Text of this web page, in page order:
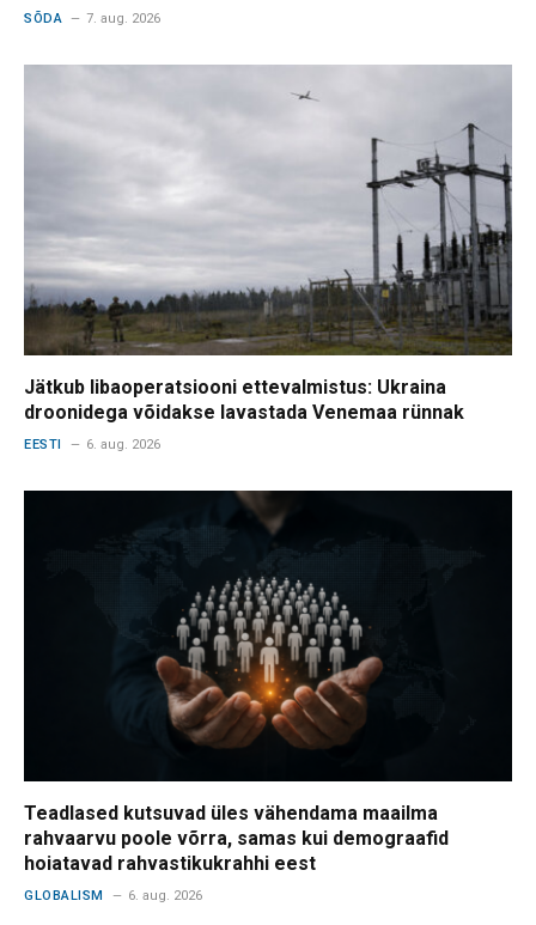
SÕDA 7. aug. 2026
Jätkub libaoperatsiooni ettevalmistus: Ukraina
droonidega võidakse lavastada Venemaa rünnak
EESTI 6. aug. 2026
Teadlased kutsuvad üles vähendama maailma
rahvaarvu poole võrra, samas kui demograafid
hoiatavad rahvastikukrahhi eest
GLOBALISM 6. aug. 2026